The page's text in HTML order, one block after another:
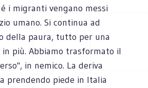
i migranti vengano messi
umano. Si continua ad
della paura, tutto per una
più. Abbiamo trasformato il
in nemico. La deriva
prendendo piede in Italia